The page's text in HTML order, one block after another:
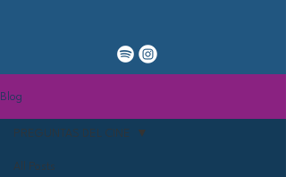
Blog
All Posts
PREGUNTAS DEL CINE